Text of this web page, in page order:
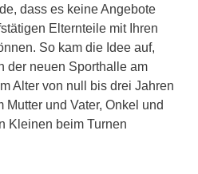
dass es keine Angebote
Elternteile mit Ihren
So kam die Idee auf,
der neuen Sporthalle am
Alter von null bis drei Jahren
und Vater, Onkel und
Kleinen beim Turnen